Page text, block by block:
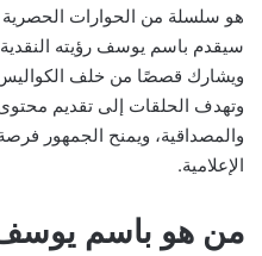
هو سلسلة من الحوارات الحصرية
سيقدم باسم يوسف رؤيته النقدية
ويشارك قصصًا من خلف الكواليس
وتهدف الحلقات إلى تقديم
والمصداقية، ويمنح الجمهور
الإعلامية.
من هو باسم